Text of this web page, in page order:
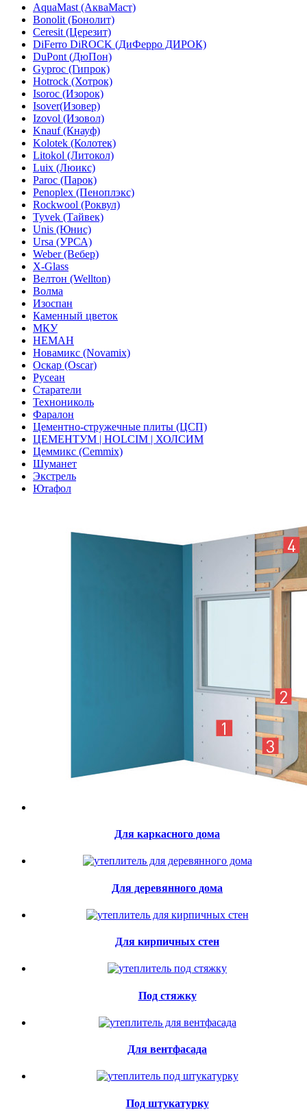
AquaMast (АкваМаст)
Bonolit (Бонолит)
Ceresit (Церезит)
DiFerro DiROCK (ДиФерро ДИРОК)
DuPont (ДюПон)
Gyproc (Гипрок)
Hotrock (Хотрок)
Isoroc (Изорок)
Isover(Изовер)
Izovol (Изовол)
Knauf (Кнауф)
Kolotek (Колотек)
Litokol (Литокол)
Luix (Люикс)
Paroc (Парок)
Penoplex (Пеноплэкс)
Rockwool (Роквул)
Tyvek (Тайвек)
Unis (Юнис)
Ursa (УРСА)
Weber (Вебер)
X-Glass
Велтон (Wellton)
Волма
Изоспан
Каменный цветок
МКУ
НЕМАН
Новамикс (Novamix)
Оскар (Oscar)
Русеан
Старатели
Технониколь
Фаралон
Цементно-стружечные плиты (ЦСП)
ЦЕМЕНТУМ | HOLCIM | ХОЛСИМ
Цеммикс (Cemmix)
Шуманет
Экстрель
Ютафол
Для каркасного дома
Для деревянного дома
Для кирпичных стен
Под стяжку
Для вентфасада
Под штукатурку